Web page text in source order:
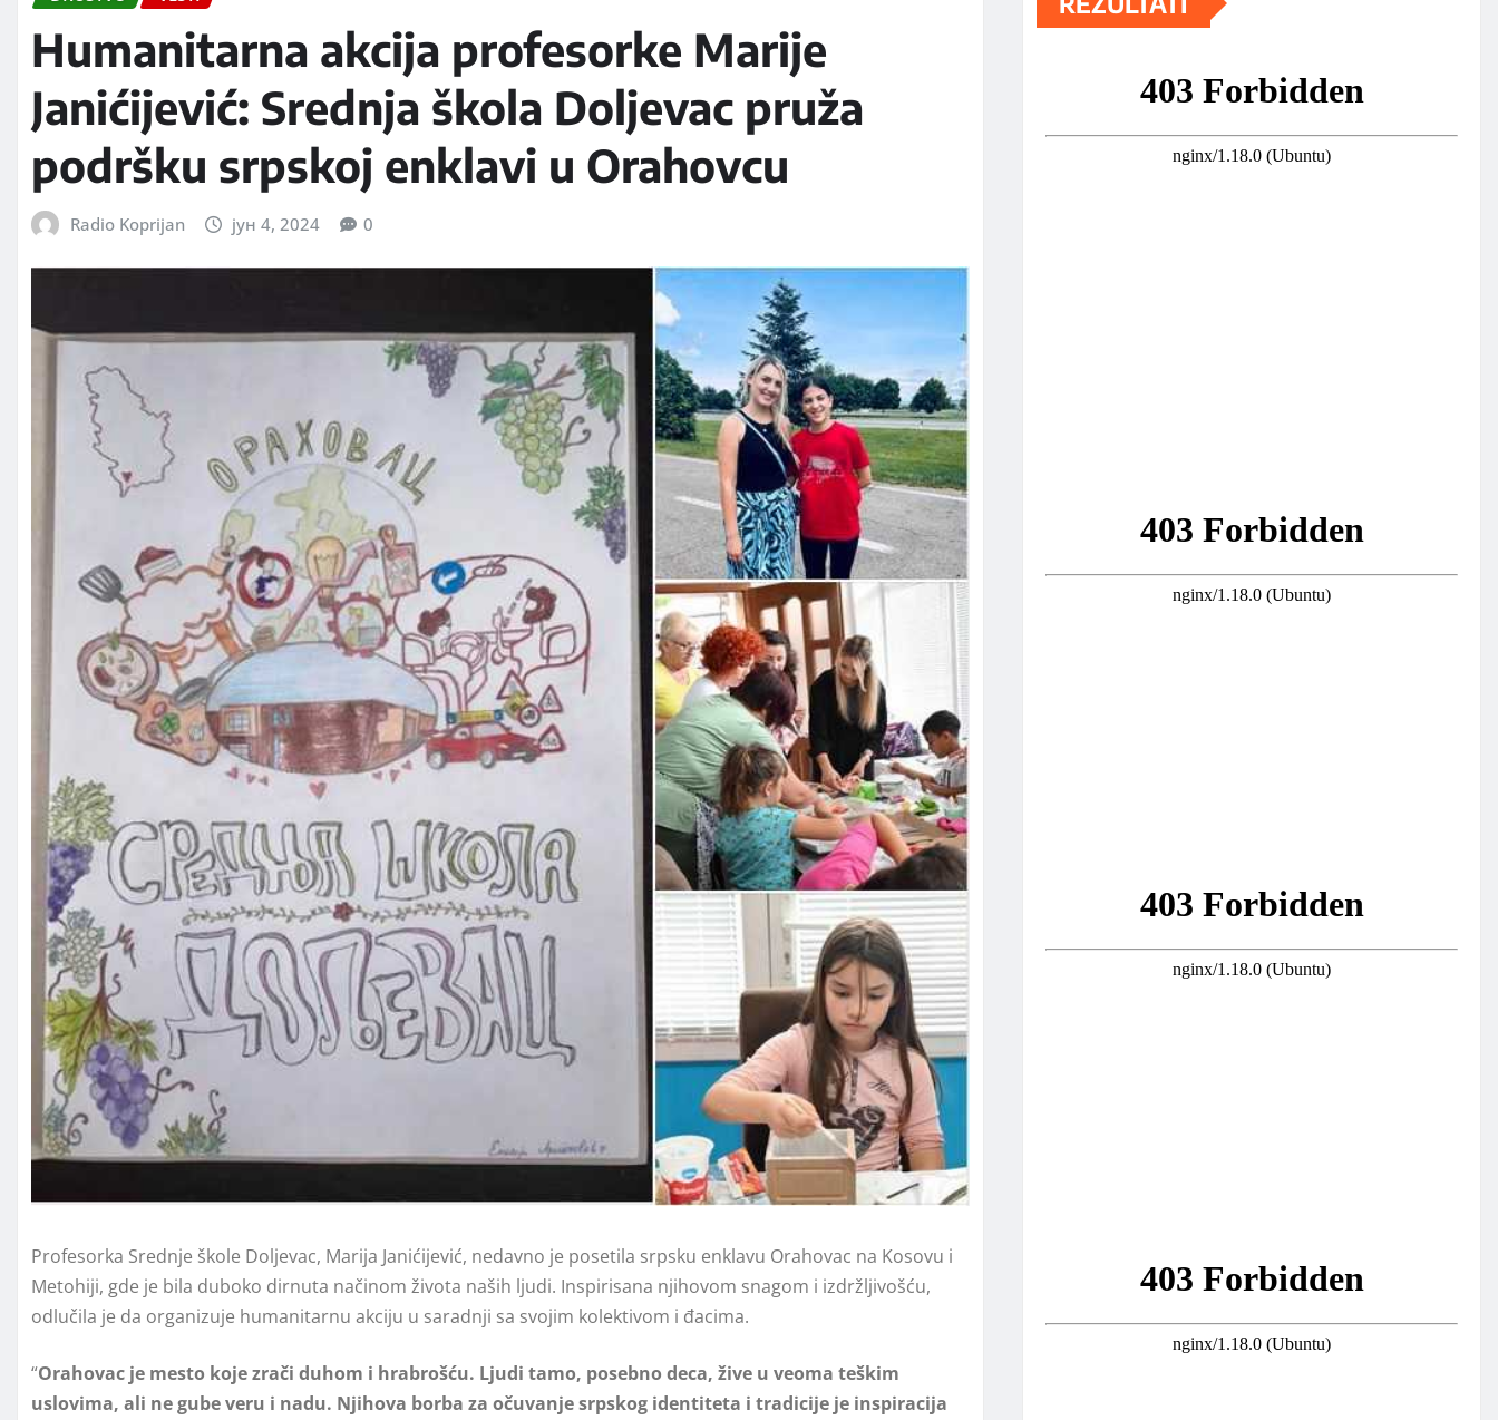
Humanitarna akcija profesorke Marije
Janićijević: Srednja škola Doljevac pruža
podršku srpskoj enklavi u Orahovcu
Radio Koprijan јун 4, 2024 0
Profesorka Srednje škole Doljevac, Marija Janićijević, nedavno je posetila srpsku enklavu Orahovac na Kosovu i
Metohiji, gde je bila duboko dirnuta načinom života naših ljudi. Inspirisana njihovom snagom i izdržljivošću,
odlučila je da organizuje humanitarnu akciju u saradnji sa svojim kolektivom i đacima.
“Orahovac je mesto koje zrači duhom i hrabrošću. Ljudi tamo, posebno deca, žive u veoma teškim
uslovima, ali ne gube veru i nadu. Njihova borba za očuvanje srpskog identiteta i tradicije je inspiracija